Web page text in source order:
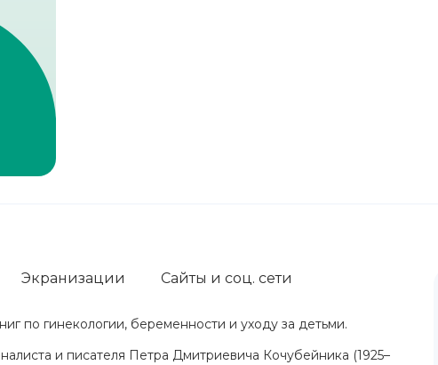
по гинекологии, беременности и уходу за детьми.
и писателя Петра Дмитриевича Кочубейника (1925–
Экранизации Сайты и соц. сети